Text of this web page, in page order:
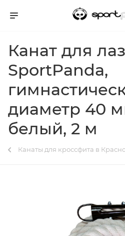
Канат для
SportPanda,
диаметр 40
белый, 2 м
Канаты для кроссфита в